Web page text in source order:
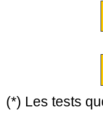
(*) Les tests